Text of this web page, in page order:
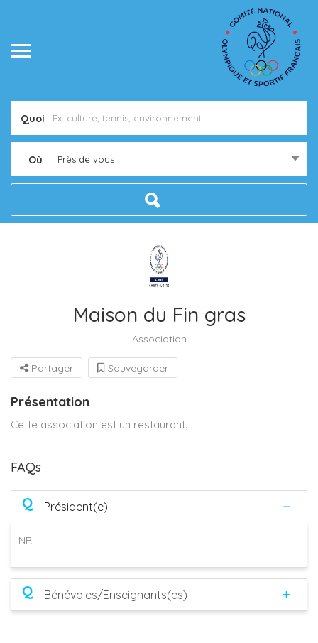
Quoi
Où Près de vous
Maison du Fin gras
Association
Partager Sauvegarder
Présentation
Cette association est un restaurant.
FAQs
Q Président(e)
NR
Q Bénévoles/Enseignants(es)